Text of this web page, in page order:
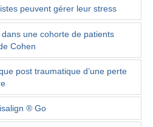
peuvent gérer leur stress
une cohorte de patients
Cohen
post traumatique d’une perte
® Go